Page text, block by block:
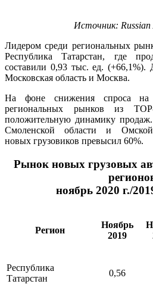
Источник:
Лидером среди региональных
Республика Татарстан, где
составили 0,93 тыс. ед. (+66,1%).
Московская область и Москва.
На фоне снижения спроса на
региональных рынков из ТОР-
положительную динамику
Смоленской области и
новых грузовиков превысил 60%.
Рынок новых грузовых
ноябрь 2020 г./
Регион
Ноябрь
2019
Республика
Татарстан
0,56